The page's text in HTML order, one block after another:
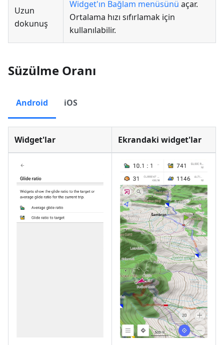
Uzun
dokunuş
Widget'ın Bağlam menüsünü açar.
Ortalama hızı sıfırlamak için
kullanılabilir.
Süzülme Oranı
Android iOS
Widget'lar Ekrandaki widget'lar